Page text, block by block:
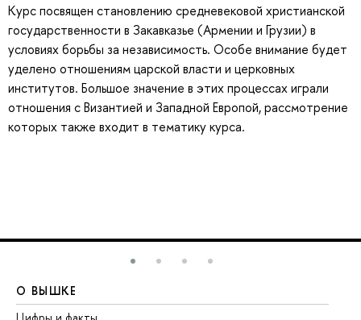
Курс посвящен становлению средневековой христианской
государственности в Закавказье (Армении и Грузии) в
условиях борьбы за независимость. Особе внимание будет
уделено отношениям царской власти и церковных
институтов. Большое значение в этих процессах играли
отношения с Византией и Западной Европой, рассмотрение
которых также входит в тематику курса.
О ВЫШКЕ